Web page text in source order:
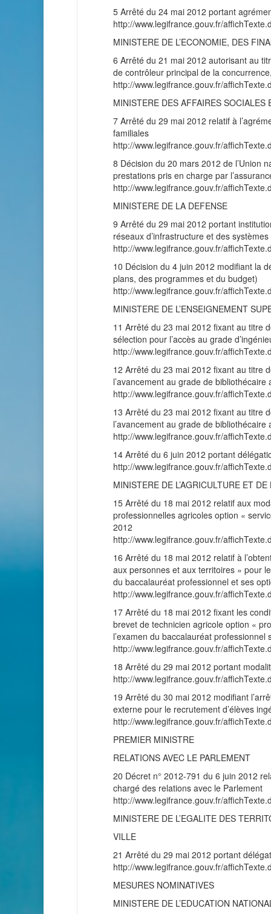
5 Arrêté du 24 mai 2012 portant
http://www.legifrance.gouv.fr/
MINISTERE DE L’ECONOMIE, DES
6 Arrêté du 21 mai 2012 autorisant au
de contrôleur principal de la
http://www.legifrance.gouv.fr/
MINISTERE DES AFFAIRES SOCIALES
7 Arrêté du 29 mai 2012 relatif à
familiales
http://www.legifrance.gouv.fr/
8 Décision du 20 mars 2012 de l’Union
prestations pris en charge par
http://www.legifrance.gouv.fr/
MINISTERE DE LA DEFENSE
9 Arrêté du 29 mai 2012 portant
réseaux d’infrastructure et des
http://www.legifrance.gouv.fr/
10 Décision du 4 juin 2012 modifiant la
plans, des programmes et du budget)
http://www.legifrance.gouv.fr/
MINISTERE DE L’ENSEIGNEMENT
11 Arrêté du 23 mai 2012 fixant au titre
sélection pour l’accès au grade
http://www.legifrance.gouv.fr/
12 Arrêté du 23 mai 2012 fixant au titre
l’avancement au grade de
http://www.legifrance.gouv.fr/
13 Arrêté du 23 mai 2012 fixant au titre
l’avancement au grade de
http://www.legifrance.gouv.fr/
14 Arrêté du 6 juin 2012 portant
http://www.legifrance.gouv.fr/
MINISTERE DE L’AGRICULTURE ET DE
15 Arrêté du 18 mai 2012 relatif aux
professionnelles agricoles option «
2012
http://www.legifrance.gouv.fr/
16 Arrêté du 18 mai 2012 relatif à
aux personnes et aux territoires » pour
du baccalauréat professionnel et ses
http://www.legifrance.gouv.fr/
17 Arrêté du 18 mai 2012 fixant les
brevet de technicien agricole option «
l’examen du baccalauréat
http://www.legifrance.gouv.fr/
18 Arrêté du 29 mai 2012 portant
http://www.legifrance.gouv.fr/
19 Arrêté du 30 mai 2012 modifiant
externe pour le recrutement d’élèves
http://www.legifrance.gouv.fr/
PREMIER MINISTRE
RELATIONS AVEC LE PARLEMENT
20 Décret n° 2012-791 du 6 juin 2012
chargé des relations avec le Parlement
http://www.legifrance.gouv.fr/
MINISTERE DE L’EGALITE DES
VILLE
21 Arrêté du 29 mai 2012 portant
http://www.legifrance.gouv.fr/
MESURES NOMINATIVES
MINISTERE DE L’EDUCATION